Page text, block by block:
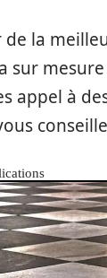
la
sur
appel à